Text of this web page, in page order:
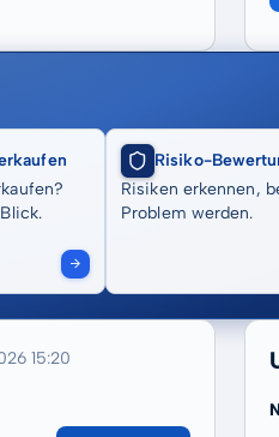
Risiko-
Risiken erkennen,
Problem werden.
15:20